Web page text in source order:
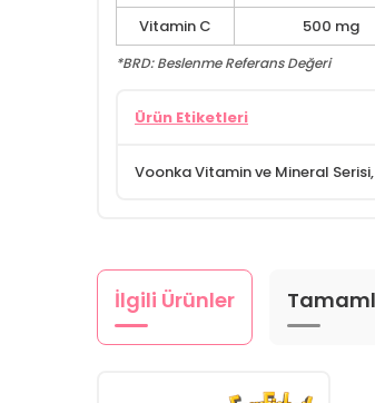
Vitamin C
500 mg
*BRD: Beslenme Referans Değeri
Ürün Etiketleri
Voonka Vitamin ve Mineral Serisi,
İlgili Ürünler